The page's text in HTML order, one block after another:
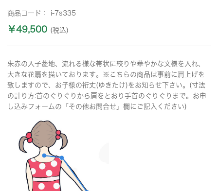
商品コード： i-7s335
￥49,500 (税込)
朱赤の入子菱地、流れる様な帯状に絞りや華やかな文様を入れ、
大きな花扇を描いております。※こちらの商品は事前に肩上げを
致しますので、お子様の裄丈(ゆきたけ)をお知らせ下さい。(寸法
の計り方:首のぐりぐりから肩をとおり手首のぐりぐりまで。お申
し込みフォームの「その他お問合せ」欄にご記入ください)